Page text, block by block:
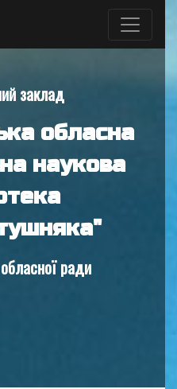
заклад
обласна
наукова
ради